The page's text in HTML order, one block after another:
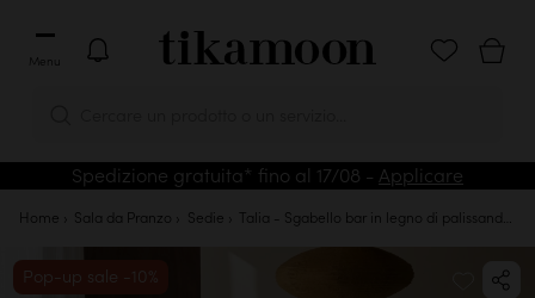
Menu
Spedizione gratuita* fino al 17/08 - Applicare
Home Sala da Pranzo Sedie Talia - Sgabello bar in legno di palissandro massello e metallo
Pop-up sale -10%